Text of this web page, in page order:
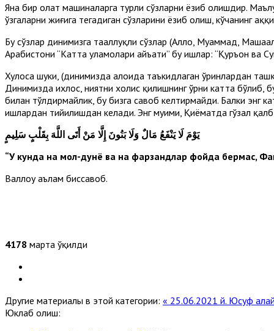
Яна бир ҳолат машиналарга турли сўзларни ёзиб олишдир.
ўзгаларни жиғига тегадиган сўзларини ёзиб олиш, кўчанинг
Бу сўзлар динимизга тааллуқли сўзлар (Аллоҳ, Муҳаммад,
Арабистони “Катта уламолари ҳайъати” бу ишлар: “Қуръон ва
Хулоса шуки, (динимизда алоҳида таъкидлаган ўринлардан
Динимизда ихлос, ниятни холис қилишнинг ўрни катта бўлиб,
билан тўлдирмайлик, бу бизга савоб келтирмайди. Балки энг
ишлардан тийилишдан келади. Энг муҳими, Қиёматда гўзал
يَوْمَ لَا يَنْفَعُ مَالٌ وَلَا بَنُونَ إِلَّا مَنْ أَتَى اللَّهَ بِقَلْبٍ سَلِيمٍ
“У кунда на мол-дунё ва на фарзандлар фойда бермас,
Валлоҳу аълам биссавоб.
4178 марта ўқилди
Другие материалы в этой категории: « 25.06.2021 й. Юсуф
Юклаб олиш: